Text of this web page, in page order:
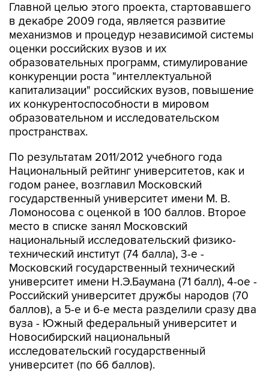
Главной целью этого проекта, стартовавшего
в декабре 2009 года, является развитие
механизмов и процедур независимой системы
оценки российских вузов и их
образовательных программ, стимулирование
конкуренции роста "интеллектуальной
капитализации" российских вузов, повышение
их конкурентоспособности в мировом
образовательном и исследовательском
пространствах.
По результатам 2011/2012 учебного года
Национальный рейтинг университетов, как и
годом ранее, возглавил Московский
государственный университет имени М. В.
Ломоносова с оценкой в 100 баллов. Второе
место в списке занял Московский
национальный исследовательский физико-
технический институт (74 балла), 3-е -
Московский государственный технический
университет имени Н.Э.Баумана (71 балл), 4-ое -
Российский университет дружбы народов (70
баллов), а 5-е и 6-е места разделили сразу два
вуза - Южный федеральный университет и
Новосибирский национальный
исследовательский государственный
университет (по 66 баллов).